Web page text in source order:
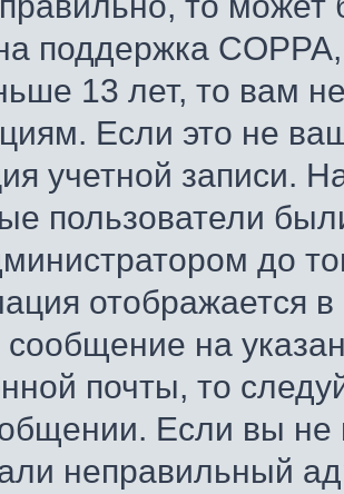
поддержка
13 лет, то вам
Если это не
учетной записи.
пользователи
до
отображается
на
почты, то
Если вы
неправильный